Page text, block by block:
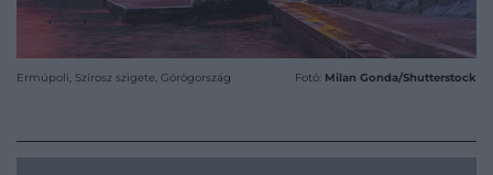
Ermúpoli, Szírosz szigete, Görögország Fotó: Milan Gonda/Shutterstock